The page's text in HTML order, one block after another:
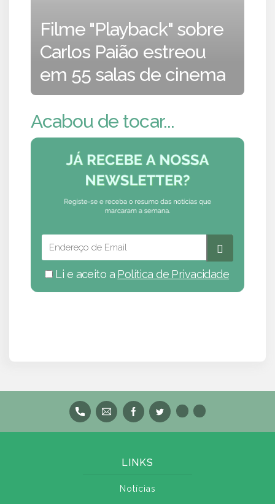
Filme "Playback" sobre
Carlos Paião estreou
em 55 salas de cinema
Acabou de tocar...
Li e aceito a Política de Privacidade
LINKS
Notícias